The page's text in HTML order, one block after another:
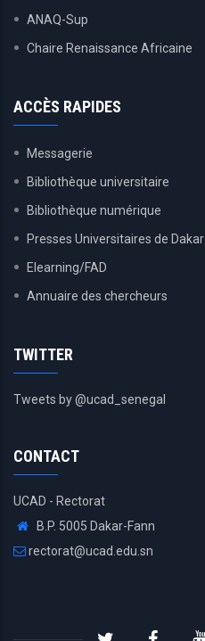
ANAQ-Sup
Chaire Renaissance Africaine
ACCÈS RAPIDES
Messagerie
Bibliothèque universitaire
Bibliothèque numérique
Presses Universitaires de Dakar
Elearning/FAD
Annuaire des chercheurs
TWITTER
Tweets by @ucad_senegal
CONTACT
UCAD - Rectorat
B.P. 5005 Dakar-Fann
rectorat@ucad.edu.sn